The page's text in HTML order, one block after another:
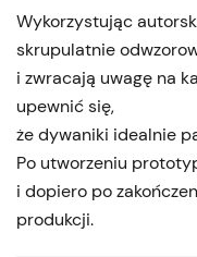
Wykorzystując
skrupulatnie
i zwracają uwagę na
upewnić się,
że dywaniki idealnie
Po utworzeniu
i dopiero po
produkcji.